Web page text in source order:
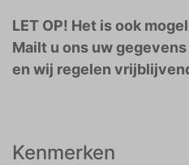
LET OP! Het is ook
Mailt u ons uw
en wij regelen
Kenmerken